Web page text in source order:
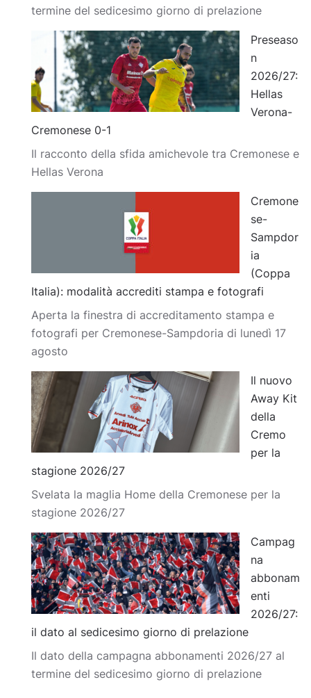
termine del sedicesimo giorno di prelazione
Preseaso
n
2026/27:
Hellas
Verona-
Cremonese 0-1
Il racconto della sfida amichevole tra Cremonese e
Hellas Verona
Cremone
se-
Sampdor
ia
(Coppa
Italia): modalità accrediti stampa e fotografi
Aperta la finestra di accreditamento stampa e
fotografi per Cremonese-Sampdoria di lunedì 17
agosto
Il nuovo
Away Kit
della
Cremo
per la
stagione 2026/27
Svelata la maglia Home della Cremonese per la
stagione 2026/27
Campag
na
abbonam
enti
2026/27:
il dato al sedicesimo giorno di prelazione
Il dato della campagna abbonamenti 2026/27 al
termine del sedicesimo giorno di prelazione